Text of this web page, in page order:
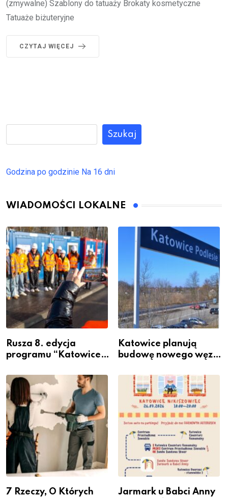
(zmywalne) Szablony do tatuaży Brokaty kosmetyczne
Tatuaże biżuteryjne
CZYTAJ WIĘCEJ
Szukaj
Godzina po godzinie Na 16 dni
WIADOMOŚCI LOKALNE
Rusza 8. edycja
programu “Katowice
– nabór dla
przedsiębiorców
Katowice planują
budowę nowego węzła
Podlesiu
7 Rzeczy, O Których
Jarmark u Babci Anny